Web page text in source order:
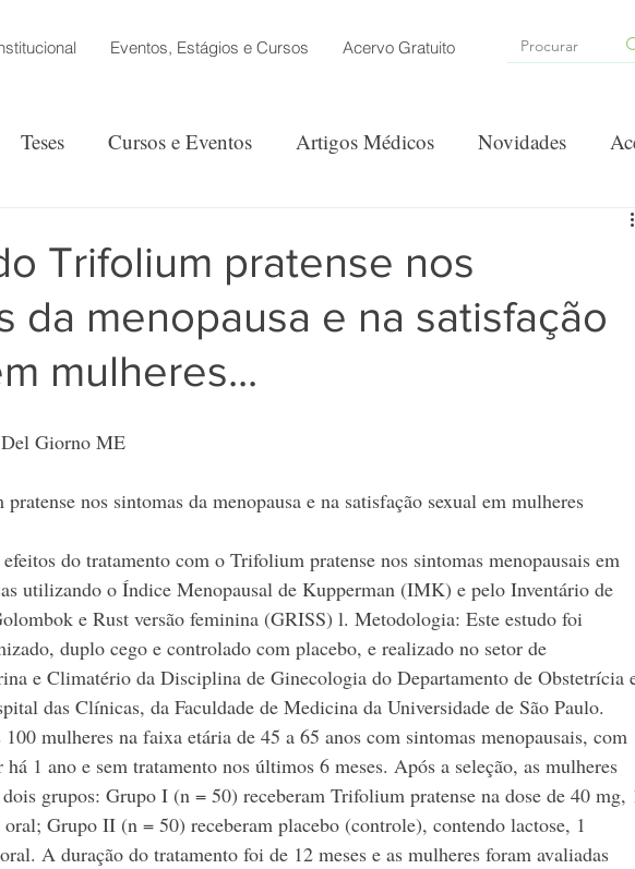
Eventos, Estágios e Cursos Acervo Gratuito
Teses Cursos e Eventos Artigos Médicos Novidades
Trifolium pratense nos
da menopausa e na satisfação
mulheres...
Giorno ME
nos sintomas da menopausa e na satisfação sexual em mulheres
do tratamento com o Trifolium pratense nos sintomas menopausais em
utilizando o Índice Menopausal de Kupperman (IMK) e pelo Inventário de
e Rust versão feminina (GRISS) l. Metodologia: Este estudo foi
duplo cego e controlado com placebo, e realizado no setor de
e Climatério da Disciplina de Ginecologia do Departamento de Obstetrícia
das Clínicas, da Faculdade de Medicina da Universidade de São Paulo.
100 mulheres na faixa etária de 45 a 65 anos com sintomas menopausais, com
1 ano e sem tratamento nos últimos 6 meses. Após a seleção, as mulheres
grupos: Grupo I (n = 50) receberam Trifolium pratense na dose de 40 mg,
Grupo II (n = 50) receberam placebo (controle), contendo lactose, 1
A duração do tratamento foi de 12 meses e as mulheres foram avaliadas